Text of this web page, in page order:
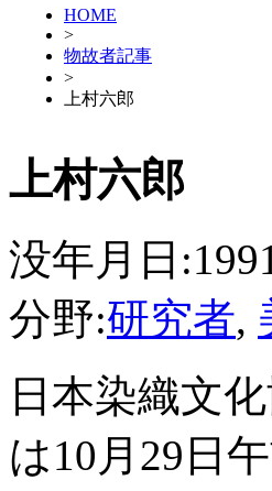
HOME
>
物故者記事
>
上村六郎
上村六郎
没年月日
分野:研究者,
日本染織文
は10月29日